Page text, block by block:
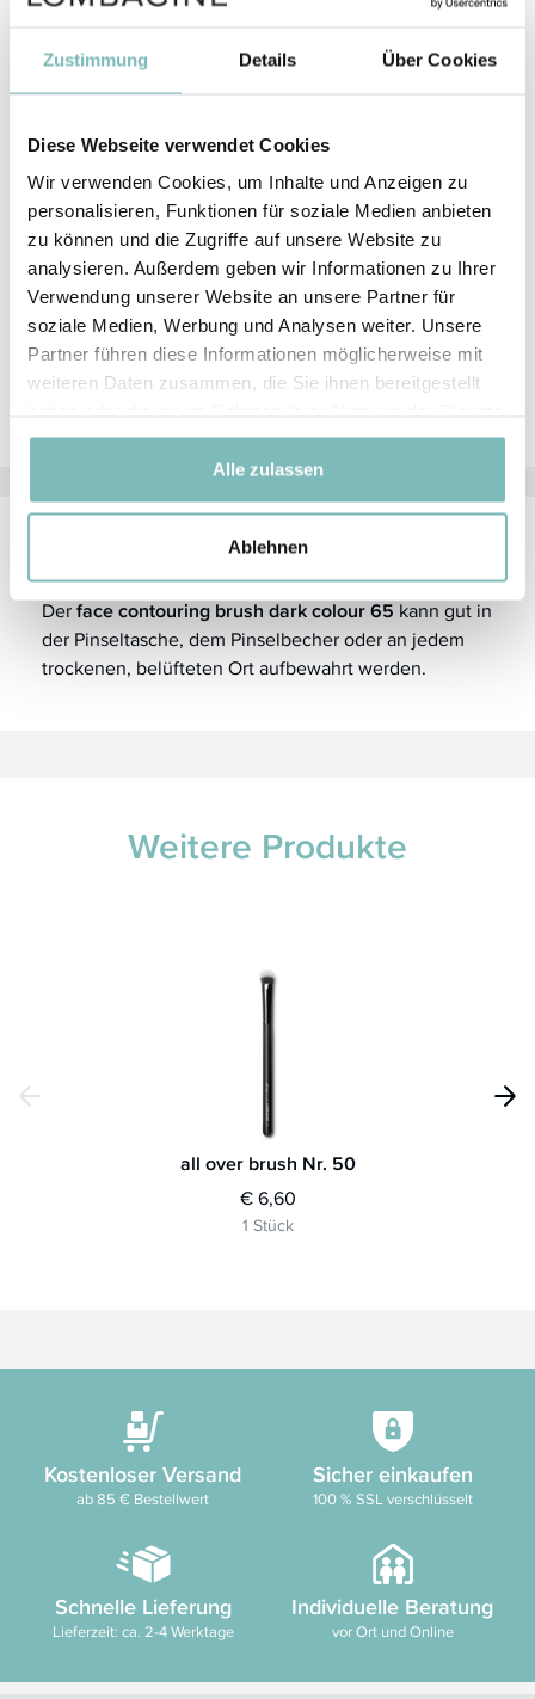
Zustimmung Details Über Cookies
Diese Webseite verwendet Cookies
Wir verwenden Cookies, um Inhalte und Anzeigen zu
personalisieren, Funktionen für soziale Medien anbieten
zu können und die Zugriffe auf unsere Website zu
analysieren. Außerdem geben wir Informationen zu Ihrer
Verwendung unserer Website an unsere Partner für
soziale Medien, Werbung und Analysen weiter. Unsere
Partner führen diese Informationen möglicherweise mit
weiteren Daten zusammen, die Sie ihnen bereitgestellt
gesammelt haben.
Alle zulassen
Ablehnen
65wöchentlich, am besten mit warmem Wasser, einer
milden Seife und einem
Diemake-up brush cleaner padssind ideal für die
gründliche Nassreinigung von Pinseln. Dank der
verschiedenen Waschzonen können Sie jeden Pinsel
individuell tiefenreinigen. Dabei werden zugleich die
Härchen geschont. So haben Sie lange Freude an
Ihren Pinseln.
Vor der nächsten Anwendung sollten Sie denface
contouring brush dark colour 65 an einem belüfteten
Derface contouring brush dark colour 65 kann gut in
der Pinseltasche, dem Pinselbecher oder an jedem
trockenen, belüfteten Ort aufbewahrt werden.
Weitere Produkte
all over brush Nr. 50
€ 6,60
1 Stück
Kostenloser Versand
ab 85 € Bestellwert
Sicher einkaufen
100 % SSL verschlüsselt
Schnelle Lieferung
Lieferzeit: ca. 2-4 Werktage
Individuelle Beratung
vor Ort und Online